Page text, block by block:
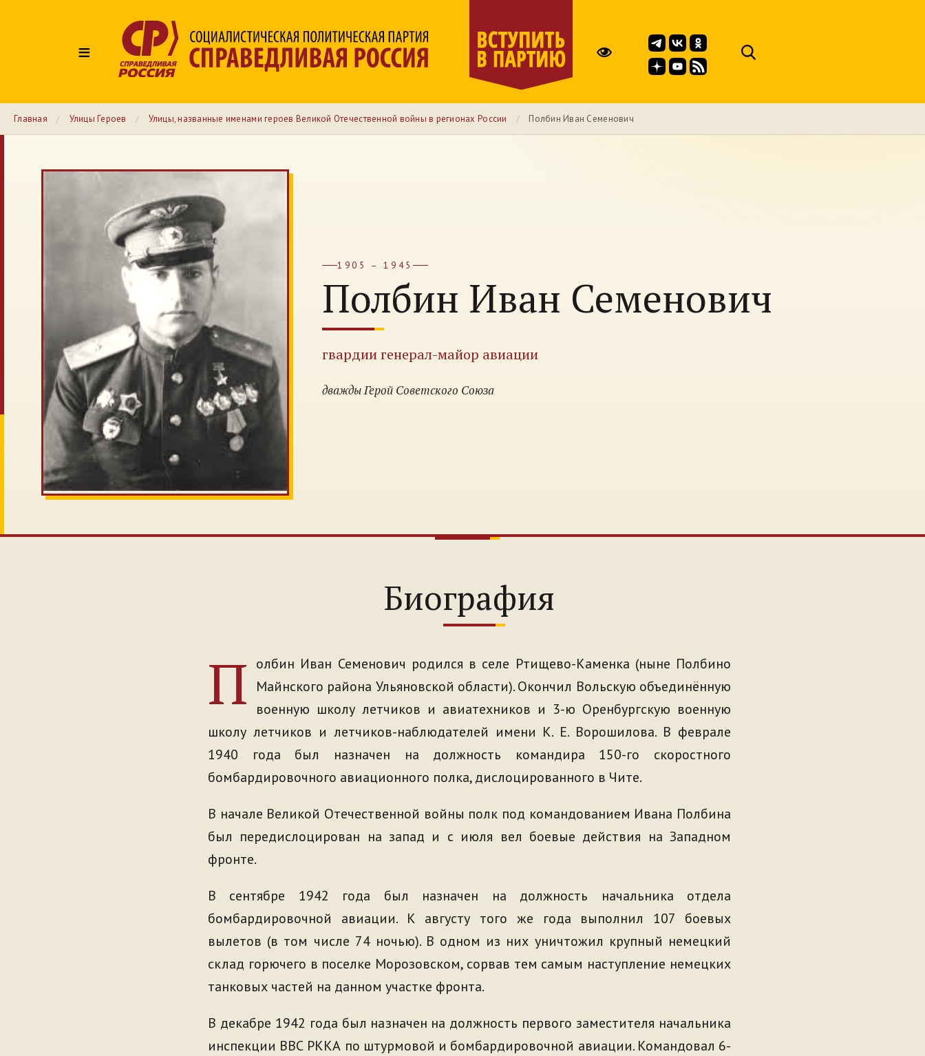
≡
Главная / Улицы Героев / Улицы, названные именами героев Великой Отечественной войны в регионах России / Полбин Иван Семенович
1905 – 1945
Полбин Иван Семенович
гвардии генерал-майор авиации
дважды Герой Советского Союза
Биография
П олбин Иван Семенович родился в селе Ртищево-Каменка (ныне Полбино
Майнского района Ульяновской области). Окончил Вольскую объединённую
военную школу летчиков и авиатехников и 3-ю Оренбургскую военную
школу летчиков и летчиков-наблюдателей имени К. Е. Ворошилова. В феврале
1940 года был назначен на должность командира 150-го скоростного
бомбардировочного авиационного полка, дислоцированного в Чите.
В начале Великой Отечественной войны полк под командованием Ивана Полбина
был передислоцирован на запад и с июля вел боевые действия на Западном
фронте.
В сентябре 1942 года был назначен на должность начальника отдела
бомбардировочной авиации. К августу того же года выполнил 107 боевых
вылетов (в том числе 74 ночью). В одном из них уничтожил крупный немецкий
склад горючего в поселке Морозовском, сорвав тем самым наступление немецких
танковых частей на данном участке фронта.
В декабре 1942 года был назначен на должность первого заместителя начальника
инспекции ВВС РККА по штурмовой и бомбардировочной авиации. Командовал 6-